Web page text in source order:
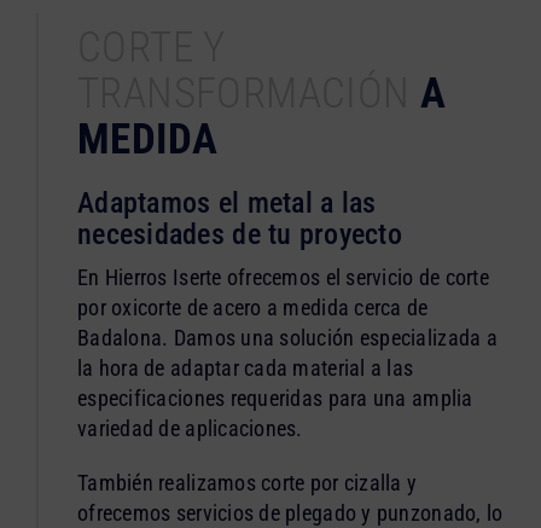
A
MEDIDA
Adaptamos el metal a las
necesidades de tu proyecto
En Hierros Iserte ofrecemos el servicio de corte
por oxicorte de acero a medida cerca de
Badalona. Damos una solución especializada a
la hora de adaptar cada material a las
especificaciones requeridas para una amplia
variedad de aplicaciones.
También realizamos corte por cizalla y
ofrecemos servicios de plegado y punzonado, lo